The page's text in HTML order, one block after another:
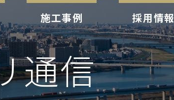
施工事例 採用情報
通信